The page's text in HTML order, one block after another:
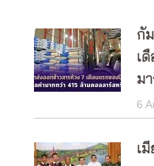
กั
เ
ม
6
เ